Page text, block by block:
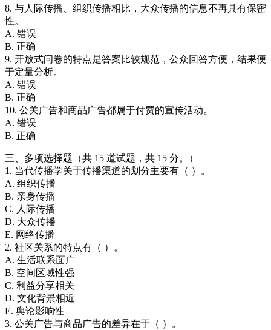
8. 与人际传播、组织传播相比，大众传播的信息不再具有保密
性。
A. 错误
B. 正确
9. 开放式问卷的特点是答案比较规范，公众回答方便，结果便
于定量分析。
A. 错误
B. 正确
10. 公关广告和商品广告都属于付费的宣传活动。
A. 错误
B. 正确
三、多项选择题（共 15 道试题，共 15 分。）
1. 当代传播学关于传播渠道的划分主要有（ ）。
A. 组织传播
B. 亲身传播
C. 人际传播
D. 大众传播
E. 网络传播
2. 社区关系的特点有（ ）。
A. 生活联系面广
B. 空间区域性强
C. 利益分享相关
D. 文化背景相近
E. 舆论影响性
3. 公关广告与商品广告的差异在于（ ）。